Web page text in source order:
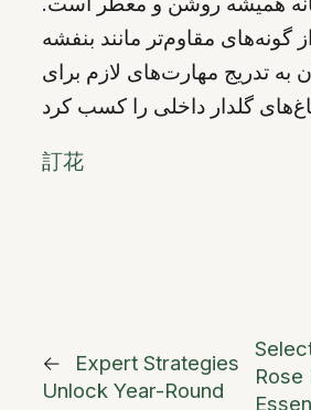
گونه‌های مقاوم‌تر مانند بنفشه
به تدریج مهارت‌های لازم برای
訂花
←
Expert Strategies
Unlock Year-Round
Rose